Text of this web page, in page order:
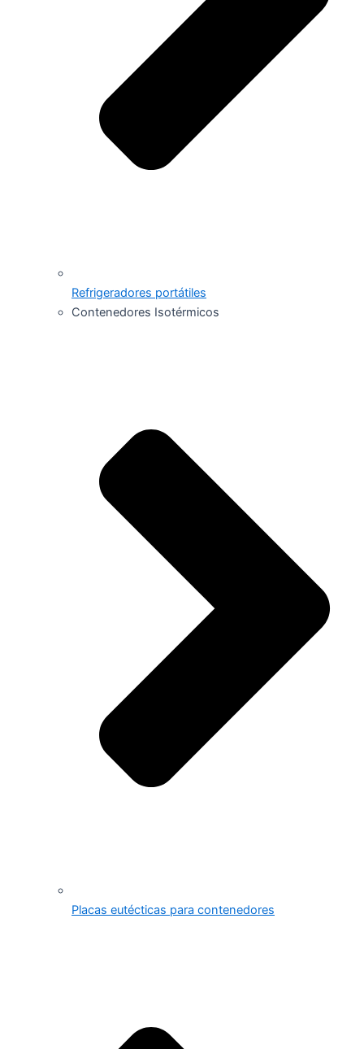
Refrigeradores portátiles
Contenedores Isotérmicos
Placas eutécticas para contenedores